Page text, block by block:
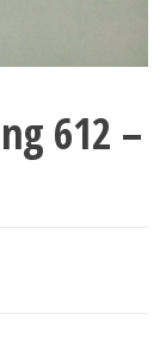
612 –